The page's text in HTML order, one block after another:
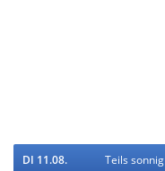
DI 11.08. Teils sonnig